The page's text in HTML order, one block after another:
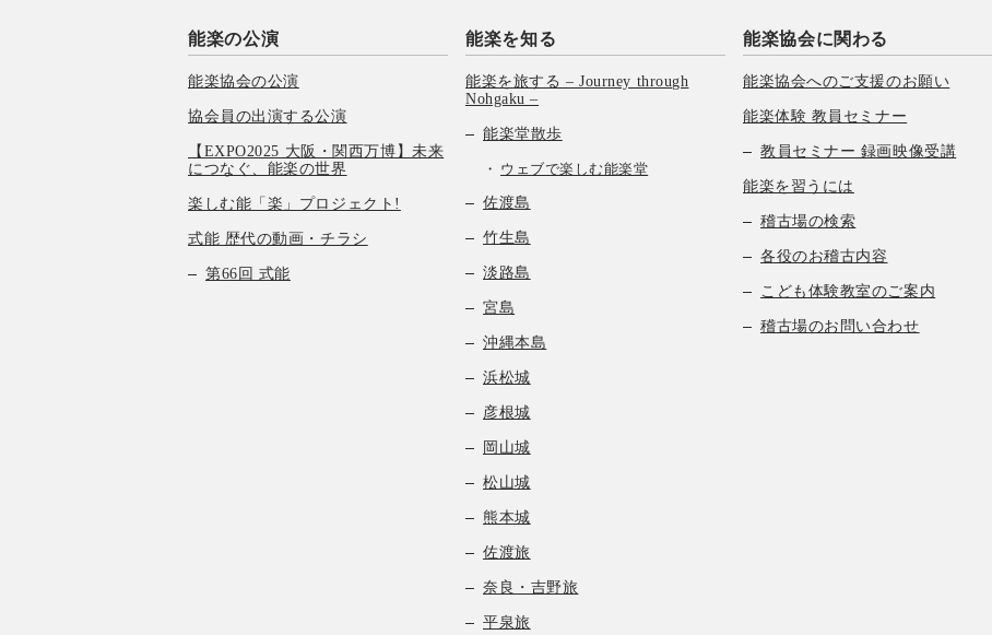
能楽の公演
能楽協会の公演
協会員の出演する公演
【EXPO2025 大阪・関西万博】未来
につなぐ、能楽の世界
楽しむ能「楽」プロジェクト!
式能 歴代の動画・チラシ
第66回 式能
能楽を知る
能楽を旅する – Journey through
Nohgaku –
能楽堂散歩
ウェブで楽しむ能楽堂
佐渡島
竹生島
淡路島
宮島
沖縄本島
浜松城
彦根城
岡山城
松山城
熊本城
佐渡旅
奈良・吉野旅
平泉旅
能楽協会に関わる
能楽協会へのご支援のお願い
能楽体験 教員セミナー
教員セミナー 録画映像受講
能楽を習うには
稽古場の検索
各役のお稽古内容
こども体験教室のご案内
稽古場のお問い合わせ